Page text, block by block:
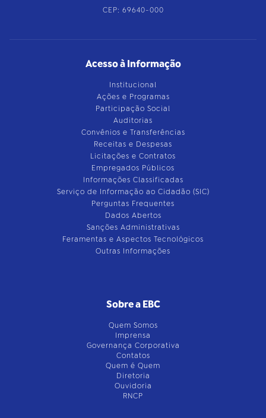
CEP: 69640-000
Acesso à Informação
Institucional
Ações e Programas
Participação Social
Auditorias
Convênios e Transferências
Receitas e Despesas
Licitações e Contratos
Empregados Públicos
Informações Classificadas
Serviço de Informação ao Cidadão (SIC)
Perguntas Frequentes
Dados Abertos
Sanções Administrativas
Feramentas e Aspectos Tecnológicos
Outras Informações
Sobre a EBC
Quem Somos
Imprensa
Governança Corporativa
Contatos
Quem é Quem
Diretoria
Ouvidoria
RNCP